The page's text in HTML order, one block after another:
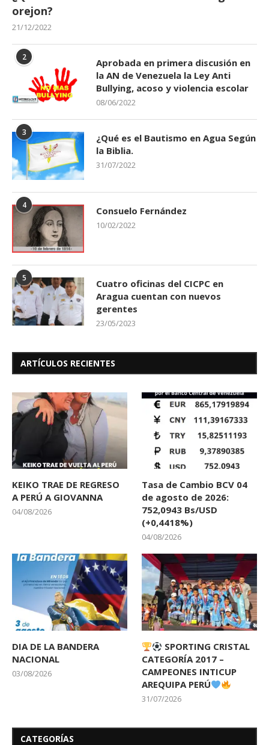
orejon?
21/12/2022
2
Aprobada en primera discusión en
la AN de Venezuela la Ley Anti
Bullying, acoso y violencia escolar
08/06/2022
3
¿Qué es el Bautismo en Agua Según
la Biblia.
31/07/2022
4 Consuelo Fernández
10/02/2022
5
Cuatro oficinas del CICPC en
Aragua cuentan con nuevos
gerentes
23/05/2023
ARTÍCULOS RECIENTES
KEIKO TRAE DE REGRESO
A PERÚ A GIOVANNA
04/08/2026
Tasa de Cambio BCV 04
de agosto de 2026:
752,0943 Bs/USD
(+0,4418%)
04/08/2026
DIA DE LA BANDERA
NACIONAL
03/08/2026
SPORTING CRISTAL
CATEGORÍA 2017 –
CAMPEONES INTICUP
AREQUIPA PERÚ
31/07/2026
CATEGORÍAS